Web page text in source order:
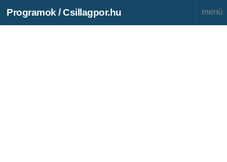
Programok / Csillagpor.hu